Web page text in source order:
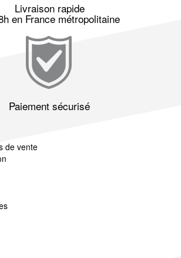
Livraison rapide
en France métropolitaine
Paiement sécurisé
de vente